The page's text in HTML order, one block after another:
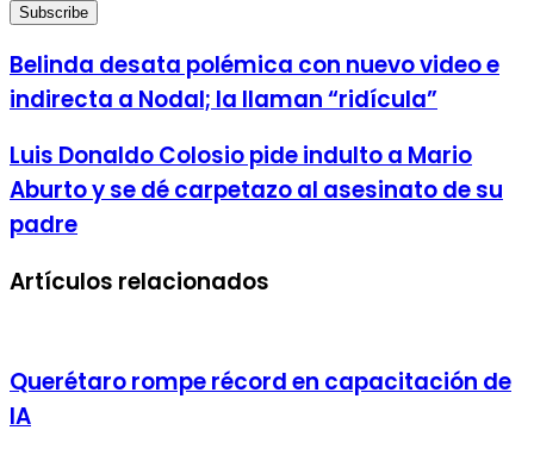
your
Email
Belinda desata polémica con nuevo video e
indirecta a Nodal; la llaman “ridícula”
Luis Donaldo Colosio pide indulto a Mario
Aburto y se dé carpetazo al asesinato de su
padre
Artículos relacionados
Querétaro rompe récord en capacitación de
IA